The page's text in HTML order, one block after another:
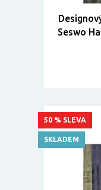
Seswo
50 % SLEVA
SKLADEM